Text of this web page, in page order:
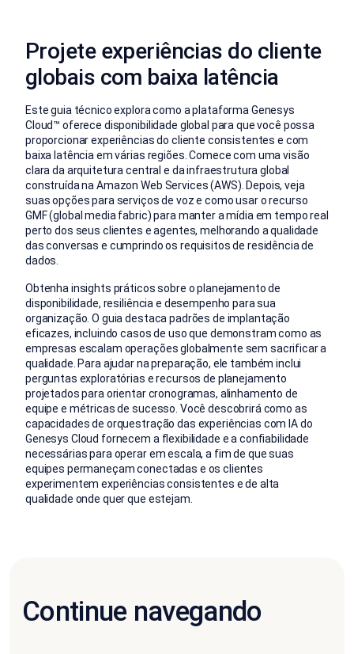
Projete experiências do cliente
globais com baixa latência
Este guia técnico explora como a plataforma Genesys
Cloud™ oferece disponibilidade global para que você possa
proporcionar experiências do cliente consistentes e com
baixa latência em várias regiões. Comece com uma visão
clara da arquitetura central e da infraestrutura global
construída na Amazon Web Services (AWS). Depois, veja
suas opções para serviços de voz e como usar o recurso
GMF (global media fabric) para manter a mídia em tempo real
perto dos seus clientes e agentes, melhorando a qualidade
das conversas e cumprindo os requisitos de residência de
dados.
Obtenha insights práticos sobre o planejamento de
disponibilidade, resiliência e desempenho para sua
organização. O guia destaca padrões de implantação
eficazes, incluindo casos de uso que demonstram como as
empresas escalam operações globalmente sem sacrificar a
qualidade. Para ajudar na preparação, ele também inclui
perguntas exploratórias e recursos de planejamento
projetados para orientar cronogramas, alinhamento de
equipe e métricas de sucesso. Você descobrirá como as
capacidades de orquestração das experiências com IA do
Genesys Cloud fornecem a flexibilidade e a confiabilidade
necessárias para operar em escala, a fim de que suas
equipes permaneçam conectadas e os clientes
experimentem experiências consistentes e de alta
qualidade onde quer que estejam.
Continue navegando